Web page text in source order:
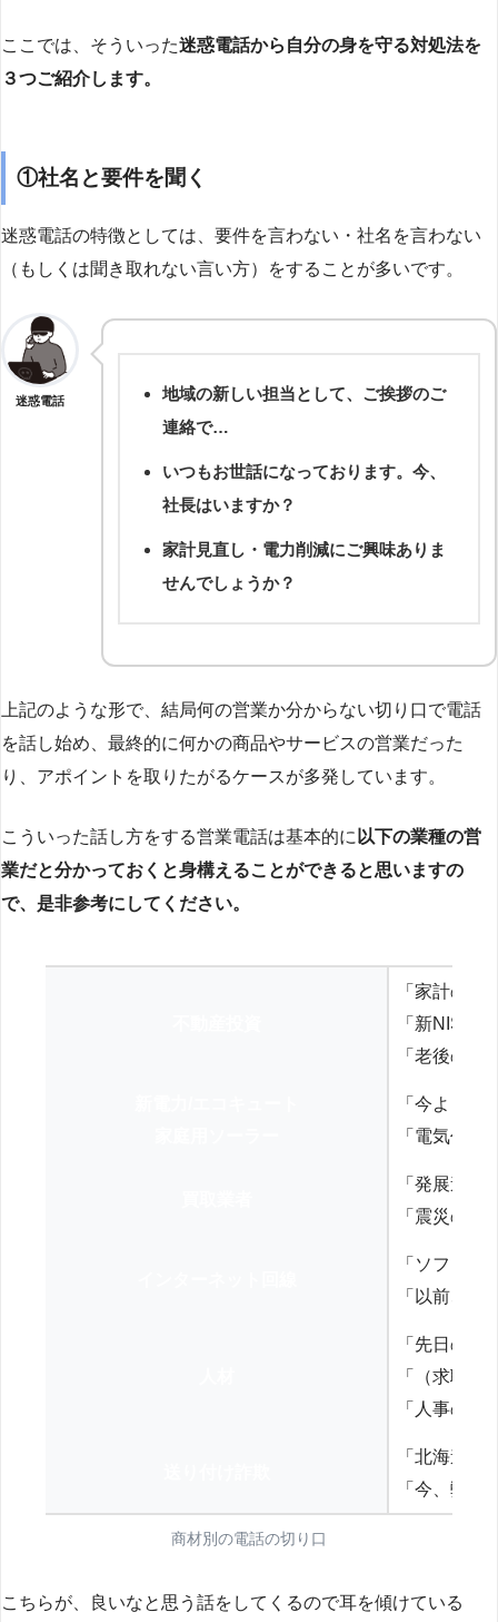
ここでは、そういった迷惑電話から自分の身を守る対処法を
３つご紹介します。
①社名と要件を聞く
迷惑電話の特徴としては、要件を言わない・社名を言わない
（もしくは聞き取れない言い方）をすることが多いです。
迷惑電話
地域の新しい担当として、ご挨拶のご
連絡で…
いつもお世話になっております。今、
社長はいますか？
家計見直し・電力削減にご興味ありま
せんでしょうか？
上記のような形で、結局何の営業か分からない切り口で電話
を話し始め、最終的に何かの商品やサービスの営業だった
り、アポイントを取りたがるケースが多発しています。
こういった話し方をする営業電話は基本的に 以下の業種の営
業だと分かっておくと身構えることができると思いますの
で、是非参考にしてください。
「家計の見
「新NISA
「老後の
「今より
「電気代を
「発展途
「震災の
「ソフト
「以前、
「先日の
「（求職
「人事の方
「北海道
「今、弊
商材別の電話の切り口
こちらが、良いなと思う話をしてくるので耳を傾けている